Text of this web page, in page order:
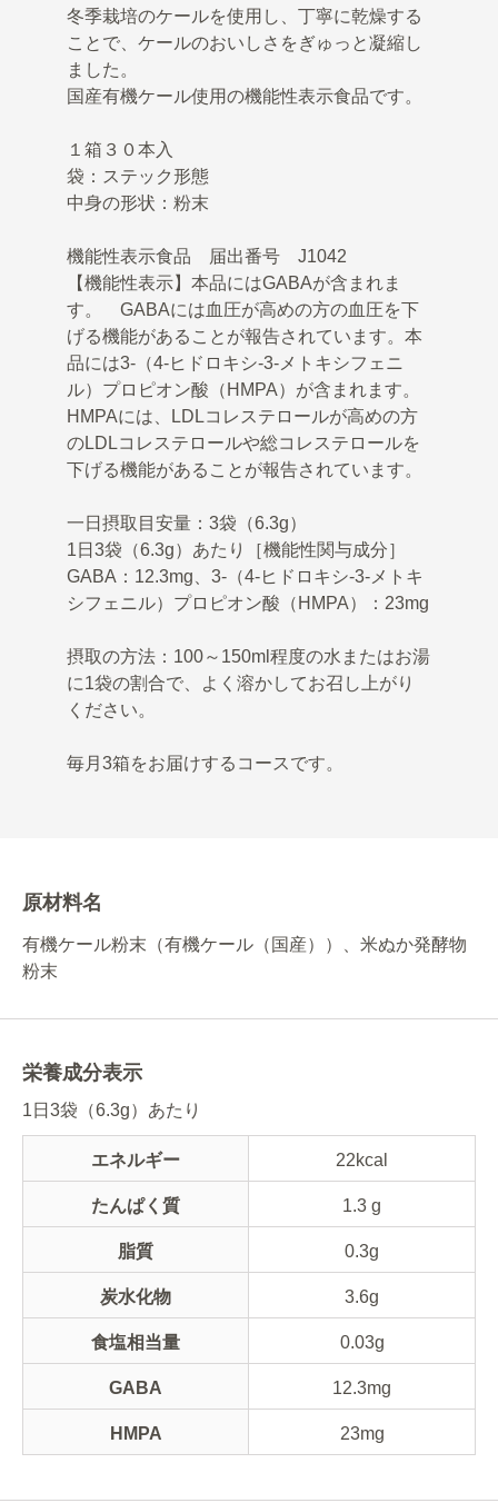
冬季栽培のケールを使用し、丁寧に乾燥する
ことで、ケールのおいしさをぎゅっと凝縮し
ました。
国産有機ケール使用の機能性表示食品です。
１箱３０本入
袋：ステック形態
中身の形状：粉末
機能性表示食品 届出番号 J1042
【機能性表示】本品にはGABAが含まれま
す。 GABAには血圧が高めの方の血圧を下
げる機能があることが報告されています。本
品には3-（4-ヒドロキシ-3-メトキシフェニ
ル）プロピオン酸（HMPA）が含まれます。
HMPAには、LDLコレステロールが高めの方
のLDLコレステロールや総コレステロールを
下げる機能があることが報告されています。
一日摂取目安量：3袋（6.3g）
1日3袋（6.3g）あたり［機能性関与成分］
GABA：12.3mg、3-（4-ヒドロキシ-3-メトキ
シフェニル）プロピオン酸（HMPA）：23mg
摂取の方法：100～150ml程度の水またはお湯
に1袋の割合で、よく溶かしてお召し上がり
ください。
毎月3箱をお届けするコースです。
原材料名
有機ケール粉末（有機ケール（国産））、米ぬか発酵物
粉末
栄養成分表示
1日3袋（6.3g）あたり
エネルギー 22kcal
たんぱく質 1.3 g
脂質 0.3g
炭水化物 3.6g
食塩相当量 0.03g
GABA 12.3mg
HMPA 23mg